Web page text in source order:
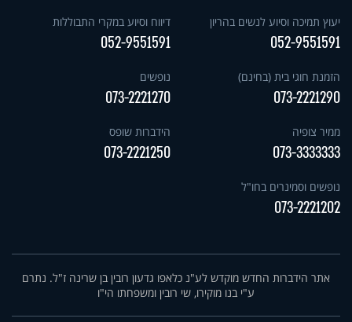
יעוץ תמיכה וסיוע לנשים בהריון
052-9551591
דיווח וסיוע במקרי התבוללות
052-9551591
הזמנת חוגי בית (בחינם)
073-2221290
נופשים
073-2221270
ממיר צופיה
073-3333333
הידברות שופס
073-2221250
נופשים וסמינרים בחו"ל
073-2221202
אתר הידברות החדש מוקדש לע"נ כלאפו גדעון רובין בן שרינה ז"ל. נתרם
ע"י בנו מוקירו, שי רובין ומשפחתו הי"ו